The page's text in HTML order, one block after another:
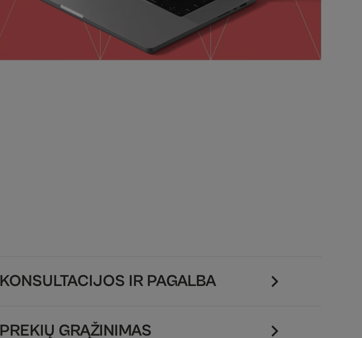
KONSULTACIJOS IR PAGALBA
PREKIŲ GRĄŽINIMAS